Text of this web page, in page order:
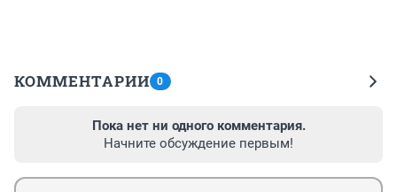
КОММЕНТАРИИ 0
Пока нет ни одного комментария.
Начните обсуждение первым!